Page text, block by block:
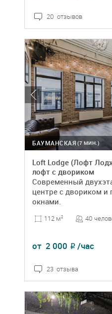
20 отзывов
(7 МИН.)
БАУМАНСКАЯ
Loft Lodge (Лофт
лофт с двориком
Современный
центре с двориком
окнами.
112 м2 40
от 2 000 ₽ /час
23 отзыва